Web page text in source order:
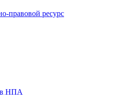
правовой ресурс
НПА